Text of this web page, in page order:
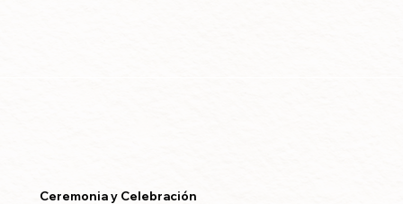
Ceremonia y Celebración